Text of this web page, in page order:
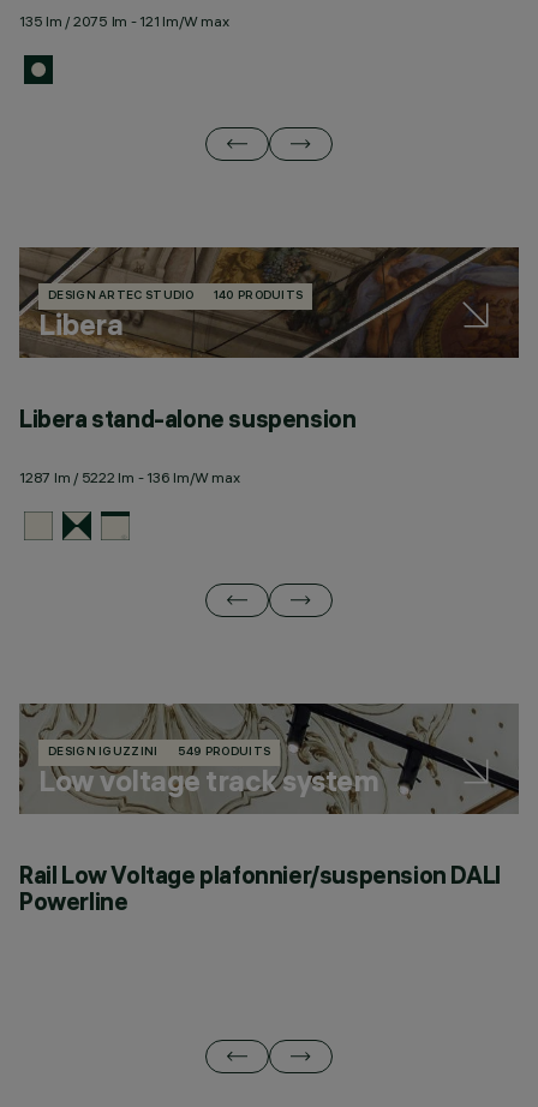
135 lm / 2075 lm - 121 lm/W max
DESIGN ARTEC STUDIO 140 PRODUITS
Libera
Libera stand-alone suspension
1287 lm / 5222 lm - 136 lm/W max
DESIGN IGUZZINI 549 PRODUITS
Low voltage track system
Rail Low Voltage plafonnier/suspension DALI
Powerline